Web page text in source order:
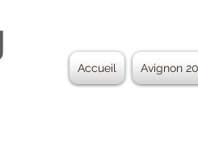
Accueil Avignon